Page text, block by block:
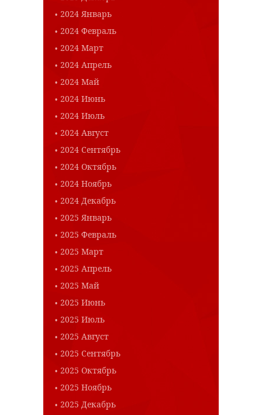
2024 Январь
2024 Февраль
2024 Март
2024 Апрель
2024 Май
2024 Июнь
2024 Июль
2024 Август
2024 Сентябрь
2024 Октябрь
2024 Ноябрь
2024 Декабрь
2025 Январь
2025 Февраль
2025 Март
2025 Апрель
2025 Май
2025 Июнь
2025 Июль
2025 Август
2025 Сентябрь
2025 Октябрь
2025 Ноябрь
2025 Декабрь